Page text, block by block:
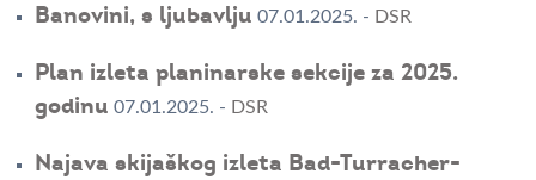
Banovini, s ljubavlju 07.01.2025. - DSR
Plan izleta planinarske sekcije za 2025.
godinu 07.01.2025. - DSR
Najava skijaškog izleta Bad-Turracher-